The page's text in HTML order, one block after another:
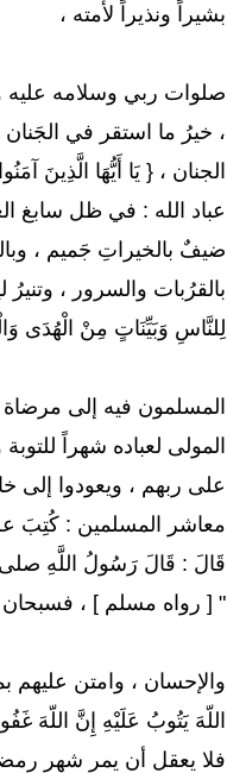
بشيراً ونذيراً لأمته ،
صلوات ربي وسلامه عليه
، خيرُ ما استقر في الجَنان
الجنان ، { يَا أَيُّهَا الَّذِينَ
عباد الله : في ظل سابغ
ضيفٌ بالخيراتِ جَميم ،
بالقرُبات والسرور ،
لِلنَّاسِ وَبَيِّنَاتٍ مِنْ الْهُدَى
المسلمون فيه إلى مرضاة
المولى لعباده شهراً
على ربهم ، ويعودوا إلى
معاشر المسلمين : كُتِبَ
قَالَ : قَالَ رَسُولُ اللَّهِ صلى
" [ رواه مسلم ] ، فسبحان
والإحسان ، وامتن عليهم
اللّهَ يَتُوبُ عَلَيْهِ إِنَّ اللّهَ
فلا يعقل أن يمر شهر